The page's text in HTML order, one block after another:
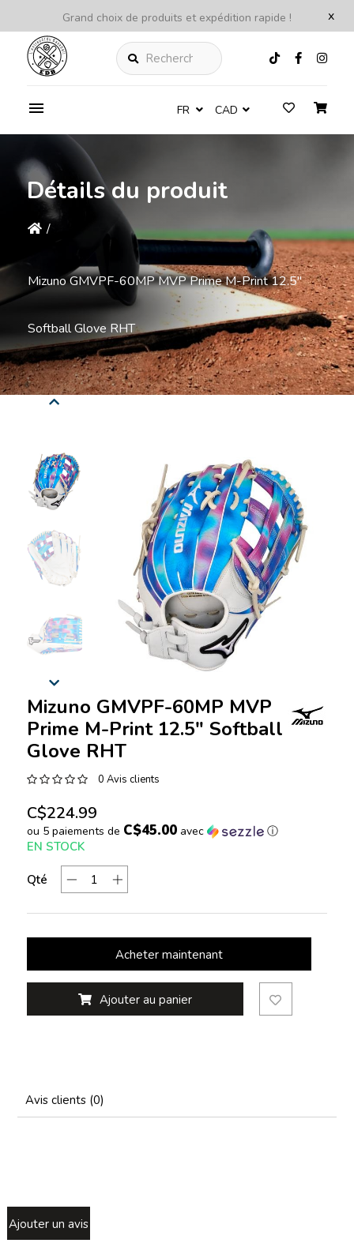
x
Grand choix de produits et expédition rapide !
Rechercher
FR CAD
Détails du produit
/
Mizuno GMVPF-60MP MVP Prime M-Print 12.5"
Softball Glove RHT
Mizuno GMVPF-60MP MVP
Prime M-Print 12.5" Softball
Glove RHT
0 Avis clients
C$224.99
ou 5 paiements de C$45.00avec ⓘ
EN STOCK
Qté
Acheter maintenant
Ajouter au panier
Avis clients (0)
Ajouter un avis